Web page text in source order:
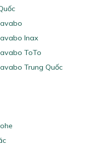
Inax
ToTo
Trung Quốc